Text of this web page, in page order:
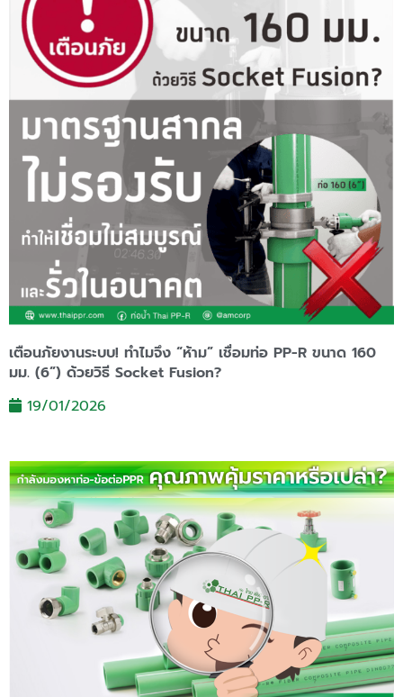
เตือนภัยงานระบบ! ทำไมจึง “ห้าม” เชื่อมท่อ PP-R ขนาด 160
มม. (6”) ด้วยวิธี Socket Fusion?
19/01/2026